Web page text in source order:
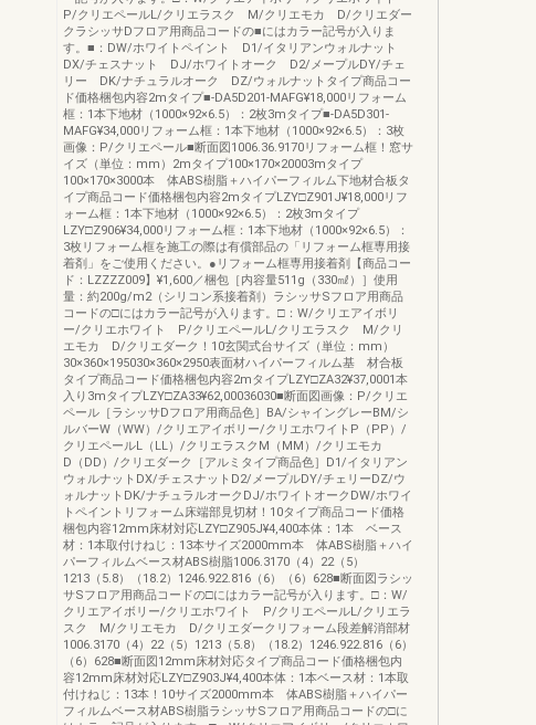
P/クリエペールL/クリエラスク M/クリエモカ D/クリエダー
クラシッサDフロア用商品コードの■にはカラー記号が入りま
す。■：DW/ホワイトペイント D1/イタリアンウォルナット
DX/チェスナット DJ/ホワイトオーク D2/メープルDY/チェ
リー DK/ナチュラルオーク DZ/ウォルナットタイプ商品コー
ド価格梱包内容2mタイプ■-DA5D201-MAFG¥18,000リフォーム
框：1本下地材（1000×92×6.5）：2枚3mタイプ■-DA5D301-
MAFG¥34,000リフォーム框：1本下地材（1000×92×6.5）：3枚
画像：P/クリエペール■断面図1006.36.9170リフォーム框！窓サ
イズ（単位：mm）2mタイプ100×170×20003mタイプ
100×170×3000本 体ABS樹脂＋ハイパーフィルム下地材合板タ
イプ商品コード価格梱包内容2mタイプLZY□Z901J¥18,000リフ
ォーム框：1本下地材（1000×92×6.5）：2枚3mタイプ
LZY□Z906¥34,000リフォーム框：1本下地材（1000×92×6.5）：
3枚リフォーム框を施工の際は有償部品の「リフォーム框専用接
着剤」をご使用ください。●リフォーム框専用接着剤【商品コー
ド：LZZZZ009】¥1,600／梱包［内容量511g（330㎖）］使用
量：約200g/m2（シリコン系接着剤）ラシッサSフロア用商品
コードの□にはカラー記号が入ります。□：W/クリエアイボリ
ー/クリエホワイト P/クリエペールL/クリエラスク M/クリ
エモカ D/クリエダーク！10玄関式台サイズ（単位：mm）
30×360×195030×360×2950表面材ハイパーフィルム基 材合板
タイプ商品コード価格梱包内容2mタイプLZY□ZA32¥37,0001本
入り3mタイプLZY□ZA33¥62,00036030■断面図画像：P/クリエ
ペール［ラシッサDフロア用商品色］BA/シャイングレーBM/シ
ルバーW（WW）/クリエアイボリー/クリエホワイトP（PP）/
クリエペールL（LL）/クリエラスクM（MM）/クリエモカ
D（DD）/クリエダーク［アルミタイプ商品色］D1/イタリアン
ウォルナットDX/チェスナットD2/メープルDY/チェリーDZ/ウ
ォルナットDK/ナチュラルオークDJ/ホワイトオークDW/ホワイ
トペイントリフォーム床端部見切材！10タイプ商品コード価格
梱包内容12mm床材対応LZY□Z905J¥4,400本体：1本 ベース
材：1本取付けねじ：13本サイズ2000mm本 体ABS樹脂＋ハイ
パーフィルムベース材ABS樹脂1006.3170（4）22（5）
1213（5.8）（18.2）1246.922.816（6）（6）628■断面図ラシッ
サSフロア用商品コードの□にはカラー記号が入ります。□：W/
クリエアイボリー/クリエホワイト P/クリエペールL/クリエラ
スク M/クリエモカ D/クリエダークリフォーム段差解消部材
1006.3170（4）22（5）1213（5.8）（18.2）1246.922.816（6）
（6）628■断面図12mm床材対応タイプ商品コード価格梱包内
容12mm床材対応LZY□Z903J¥4,400本体：1本ベース材：1本取
付けねじ：13本！10サイズ2000mm本 体ABS樹脂＋ハイパー
フィルムベース材ABS樹脂ラシッサSフロア用商品コードの□に